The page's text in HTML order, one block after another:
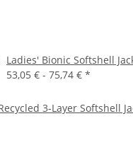
Ladies' Bionic Softshell
53,05 € - 75,74 € *